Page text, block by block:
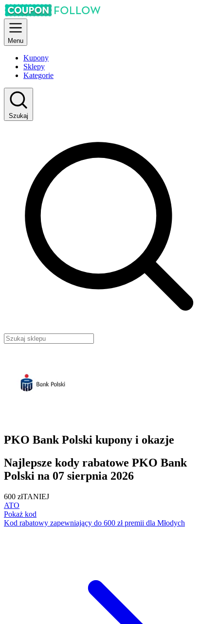
Menu
Kupony
Sklepy
Kategorie
Szukaj
PKO Bank Polski kupony i okazje
Najlepsze kody rabatowe PKO Bank
Polski na 07 sierpnia 2026
600 złTANIEJ
ATO
Pokaż kod
Kod rabatowy zapewniający do 600 zł premii dla Młodych